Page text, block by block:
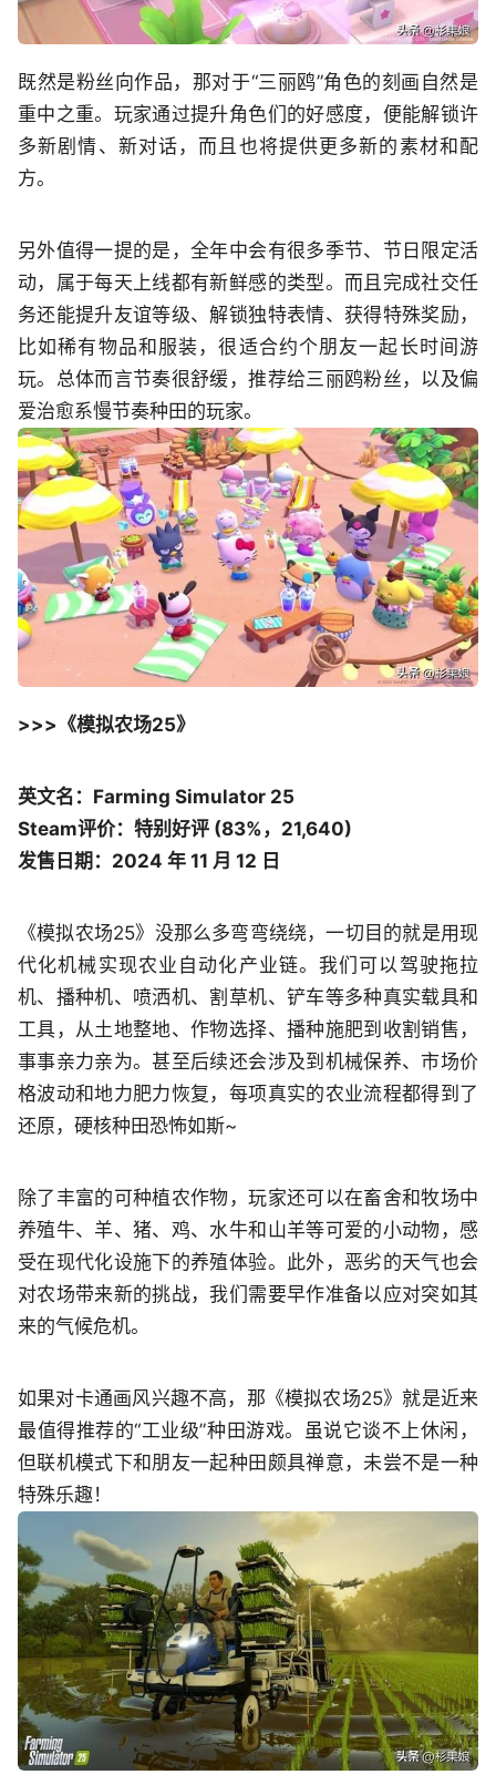
既然是粉丝向作品，那对于“三丽鸥”角色的刻画自然是
重中之重。玩家通过提升角色们的好感度，便能解锁许
多新剧情、新对话，而且也将提供更多新的素材和配
方。
另外值得一提的是，全年中会有很多季节、节日限定活
动，属于每天上线都有新鲜感的类型。而且完成社交任
务还能提升友谊等级、解锁独特表情、获得特殊奖励，
比如稀有物品和服装，很适合约个朋友一起长时间游
玩。总体而言节奏很舒缓，推荐给三丽鸥粉丝，以及偏
爱治愈系慢节奏种田的玩家。
>>>《模拟农场25》
英文名：Farming Simulator 25
Steam评价：特别好评 (83%，21,640)
发售日期：2024 年 11 月 12 日
《模拟农场25》没那么多弯弯绕绕，一切目的就是用现
代化机械实现农业自动化产业链。我们可以驾驶拖拉
机、播种机、喷洒机、割草机、铲车等多种真实载具和
工具，从土地整地、作物选择、播种施肥到收割销售，
事事亲力亲为。甚至后续还会涉及到机械保养、市场价
格波动和地力肥力恢复，每项真实的农业流程都得到了
还原，硬核种田恐怖如斯~
除了丰富的可种植农作物，玩家还可以在畜舍和牧场中
养殖牛、羊、猪、鸡、水牛和山羊等可爱的小动物，感
受在现代化设施下的养殖体验。此外，恶劣的天气也会
对农场带来新的挑战，我们需要早作准备以应对突如其
来的气候危机。
如果对卡通画风兴趣不高，那《模拟农场25》就是近来
最值得推荐的“工业级”种田游戏。虽说它谈不上休闲，
但联机模式下和朋友一起种田颇具禅意，未尝不是一种
特殊乐趣！